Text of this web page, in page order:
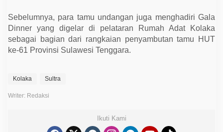
Sebelumnya, para tamu undangan juga menghadiri Gala
Dinner yang digelar di pelataran Rumah Adat Kolaka
sebagai bagian dari rangkaian penyambutan tamu HUT
ke-61 Provinsi Sulawesi Tenggara.
Kolaka Sultra
Writer: Redaksi
Ikuti Kami